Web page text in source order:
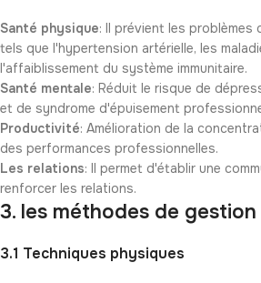
Santé physique: Il prévient les problèmes
tels que l'hypertension artérielle, les
l'affaiblissement du système immunitaire.
Santé mentale: Réduit le risque de
et de syndrome d'épuisement
Productivité: Amélioration de la
des performances professionnelles.
Les relations: Il permet d'établir une
renforcer les relations.
3. les méthodes de
3.1 Techniques physiques